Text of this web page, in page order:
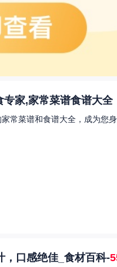
专家,家常菜谱食谱大全
常菜谱和食谱大全，成为您
，口感绝佳_食材百科-